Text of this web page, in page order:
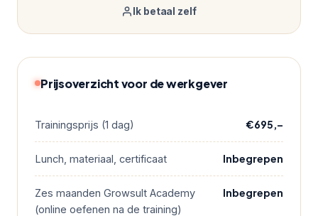
Ik betaal zelf
Prijsoverzicht voor de werkgever
Trainingsprijs (1 dag) €695,–
Lunch, materiaal, certificaat Inbegrepen
Zes maanden Growsult Academy
(online oefenen na de training)
Inbegrepen